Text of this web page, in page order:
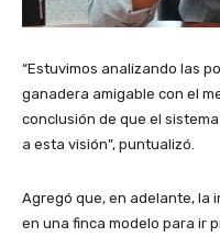
“Estuvimos analizando las
ganadera amigable con el
conclusión de que el
a esta visión”, puntualizó.
Agregó que, en adelante, la
en una finca modelo para ir